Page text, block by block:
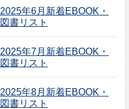
2025年6月新着EBOOK・
図書リスト
2025年7月新着EBOOK・
図書リスト
2025年8月新着EBOOK・
図書リスト